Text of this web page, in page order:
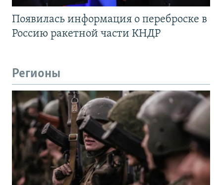
Появилась информация о переброске в
Россию ракетной части КНДР
Регионы